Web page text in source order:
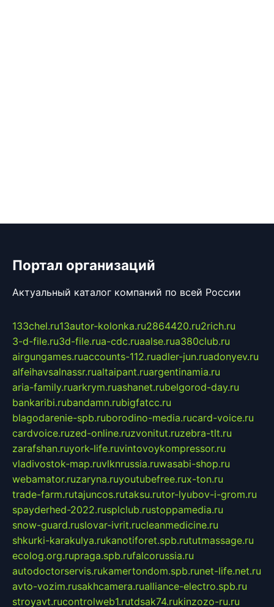
Портал организаций
Актуальный каталог компаний по всей России
133chel.ru13autor-kolonka.ru2864420.ru2rich.ru
3-d-file.ru3d-file.rua-cdc.ruaalse.rua380club.ru
airgungames.ruaccounts-112.ruadler-jun.ruadonyev.ru
alfeihavsalnassr.rualtaipant.ruargentinamia.ru
aria-family.ruarkrym.ruashanet.rubelgorod-day.ru
bankaribi.rubandamn.rubigfatcc.ru
blagodarenie-spb.ruborodino-media.rucard-voice.ru
cardvoice.ruzed-online.ruzvonitut.ruzebra-tlt.ru
zarafshan.ruyork-life.ruvintovoykompressor.ru
vladivostok-map.ruvlknrussia.ruwasabi-shop.ru
webamator.ruzaryna.ruyoutubefree.rux-ton.ru
trade-farm.rutajuncos.rutaksu.rutor-lyubov-i-grom.ru
spayderhed-2022.rusplclub.rustoppamedia.ru
snow-guard.ruslovar-ivrit.rucleanmedicine.ru
shkurki-karakulya.rukanotiforet.spb.rututmassage.ru
ecolog.org.rupraga.spb.rufalcorussia.ru
autodoctorservis.rukamertondom.spb.runet-life.net.ru
avto-vozim.rusakhcamera.rualliance-electro.spb.ru
stroyavt.rucontrolweb1.rutdsak74.rukinzozo-ru.ru